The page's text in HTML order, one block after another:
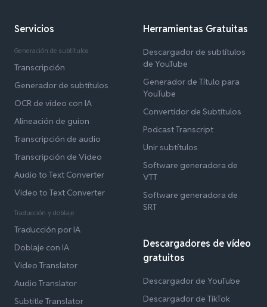
Servicios
Generación de subtítulos
Transcripción
Generador de subtítulos
OCR de vídeo con IA
Alineación de guion
Transcripción de audio
Transcripción de Video
Audio to Text Converter
Video to Text Converter
Traducción y doblaje
Traducción por IA
Doblaje con IA
Video Translator
Audio Translator
Subtitle Translator
Herramientas Gratuitas
Descargador de subtítulos
de YouTube
Generador de Título para
YouTube
Convertidor de Subtítulos
Podcast Transcript
Unir subtítulos
Software generadora de
VTT
Software generadora de
SRT
Descargadores de vídeo
gratuitos
Descargador de YouTube
Descargador de TikTok